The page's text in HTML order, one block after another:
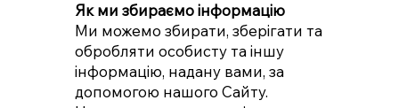
Як ми збираємо інформацію
Ми можемо збирати, зберігати та
обробляти особисту та іншу
інформацію, надану вами, за
допомогою нашого Сайту.